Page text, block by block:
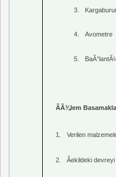
3.
4. Avometre
5.
ÃÃ¾lem
1. Verilen
2. Ãekildeki